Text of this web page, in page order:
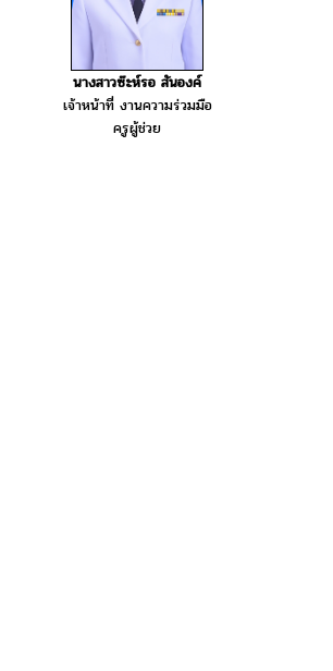
นางสาวซ๊ะห์รอ สันองค์
เจ้าหน้าที่ งานความร่วมมือ
ครูผู้ช่วย